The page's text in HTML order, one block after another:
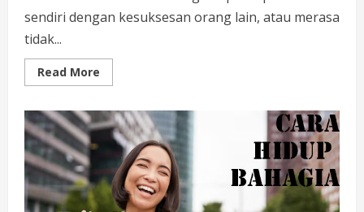
sendiri dengan kesuksesan orang lain, atau merasa
tidak...
Read More
more
Diri
Sendiri
Pondasi
Hidup
yang
Bahagia
dan
Produktif